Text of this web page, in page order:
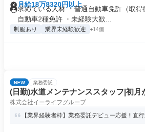
月給18万8320円以上
求めている人材 ・普通自動車免許（取
自動車2種免許 ・未経験大歓...
制服あり 業界未経験歓迎 +14個
NEW 業務委託
(日勤)水道メンテナンススタッフ|初月
株式会社イーライフグループ
【業界経験者枠】業務委託デビュー応援！直行